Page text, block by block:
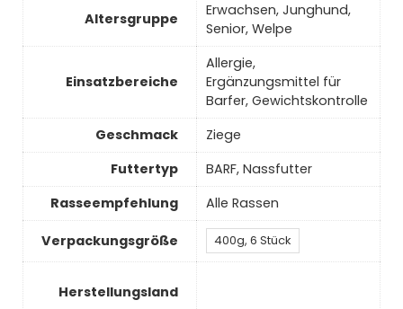
Al­ters­grup­pe
Erwachsen, Junghund,
Senior, Welpe
Ein­satz­be­rei­che
Allergie,
Ergänzungsmittel für
Barfer, Ge­wichts­kon­trol­le
Ge­schmack
Ziege
Futtertyp
BARF, Nassfutter
Rasseempfehlung
Alle Rassen
Verpackungsgröße 400g, 6 Stück
Herstellungsland